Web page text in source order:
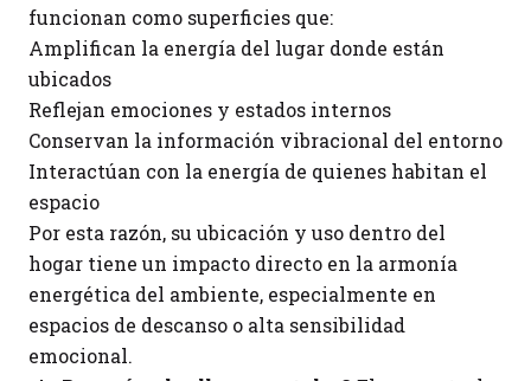
funcionan como superficies que:
Amplifican la energía del lugar donde están
ubicados
Reflejan emociones y estados internos
Conservan la información vibracional del entorno
Interactúan con la energía de quienes habitan el
espacio
Por esta razón, su ubicación y uso dentro del
hogar tiene un impacto directo en la armonía
energética del ambiente, especialmente en
espacios de descanso o alta sensibilidad
emocional.